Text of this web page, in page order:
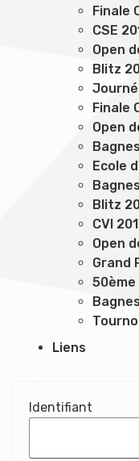
Finale
CSE
Open
Blitz
Finale
Open
Ecole
Blitz
CVI
Open
Grand
50ème
Liens
Identifiant